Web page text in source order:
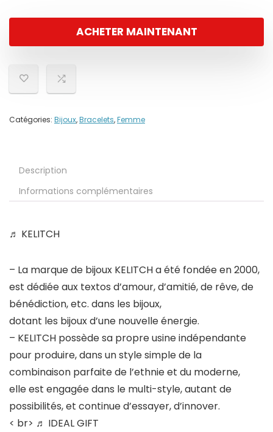
ACHETER MAINTENANT
Catégories: Bijoux,Bracelets,Femme
Description
Informations complémentaires
♬ KELITCH
– La marque de bijoux KELITCH a été fondée en 2000,
est dédiée aux textos d’amour, d’amitié, de rêve, de
bénédiction, etc. dans les bijoux,
dotant les bijoux d’une nouvelle énergie.
– KELITCH possède sa propre usine indépendante
pour produire, dans un style simple de la
combinaison parfaite de l’ethnie et du moderne,
elle est engagée dans le multi-style, autant de
possibilités, et continue d’essayer, d’innover.
< br> ♬ IDEAL GIFT